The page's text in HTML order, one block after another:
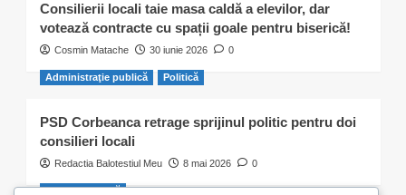
Consilierii locali taie masa caldă a elevilor, dar
votează contracte cu spații goale pentru biserică!
Cosmin Matache 30 iunie 2026 0
Administraţie publică Politică
PSD Corbeanca retrage sprijinul politic pentru doi
consilieri locali
Redactia Balotestiul Meu 8 mai 2026 0
Activitate civică